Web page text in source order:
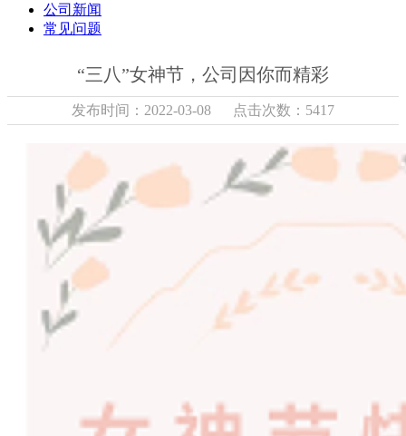
公司新闻
常见问题
“三八”女神节，公司因你而精彩
发布时间：2022-03-08 点击次数：5417